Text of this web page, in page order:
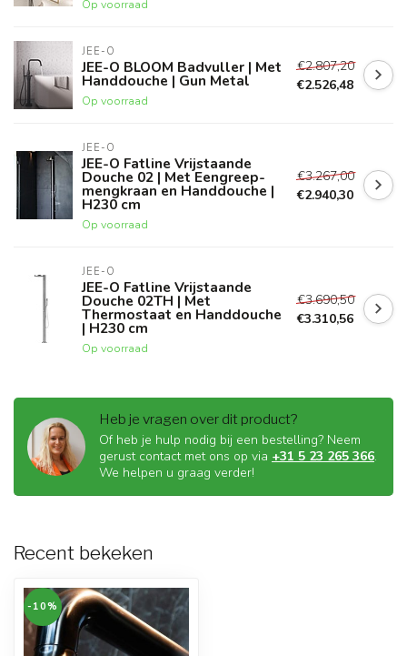
Op voorraad
JEE-O
JEE-O BLOOM Badvuller | Met
Handdouche | Gun Metal
Op voorraad
€2.807,20
€2.526,48
JEE-O
JEE-O Fatline Vrijstaande
Douche 02 | Met Eengreep-
mengkraan en Handdouche |
H230 cm
Op voorraad
€3.267,00
€2.940,30
JEE-O
JEE-O Fatline Vrijstaande
Douche 02TH | Met
Thermostaat en Handdouche
| H230 cm
Op voorraad
€3.690,50
€3.310,56
Heb je vragen over dit product?
Of heb je hulp nodig bij een bestelling? Neem
gerust contact met ons op via +31 5 23 265 366.
We helpen u graag verder!
Recent bekeken
-10%